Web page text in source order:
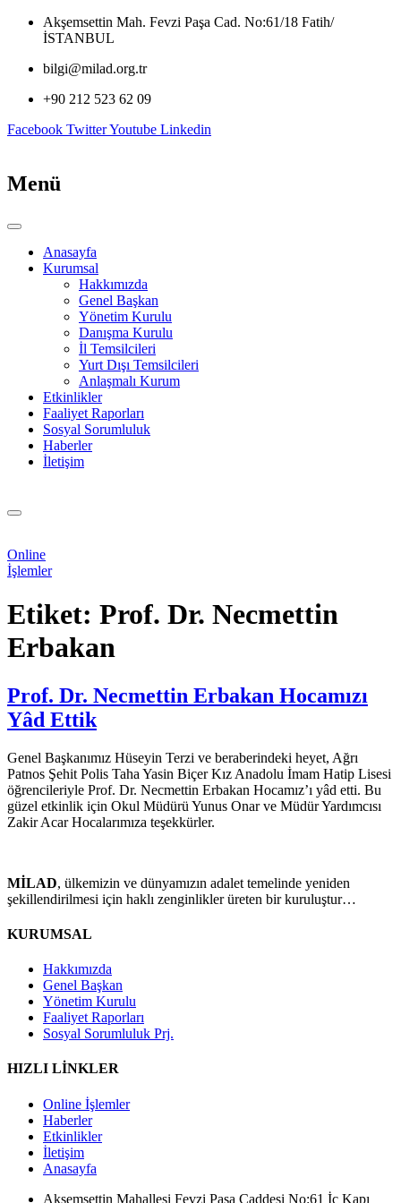
İçeriğe Akşemsettin Mah. Fevzi Paşa Cad. No:61/18 Fatih/
İSTANBUL
bilgi@milad.org.tr
+90 212 523 62 09
Facebook TwitterYoutube Linkedin
Menü
Anasayfa
Kurumsal
Hakkımızda
Genel Başkan
Yönetim Kurulu
Danışma Kurulu
İl Temsilcileri
Yurt Dışı Temsilcileri
Anlaşmalı Kurum
Etkinlikler
Faaliyet Raporları
Sosyal Sorumluluk
Haberler
İletişim
Online
İşlemler
Etiket: Prof. Dr. Necmettin
Erbakan
Prof. Dr. Necmettin Erbakan Hocamızı
Yâd Ettik
Genel Başkanımız Hüseyin Terzi ve beraberindeki heyet, Ağrı
Patnos Şehit Polis Taha Yasin Biçer Kız Anadolu İmam Hatip Lisesi
öğrencileriyle Prof. Dr. Necmettin Erbakan Hocamız’ı yâd etti. Bu
güzel etkinlik için Okul Müdürü Yunus Onar ve Müdür Yardımcısı
Zakir Acar Hocalarımıza teşekkürler.
MİLAD, ülkemizin ve dünyamızın adalet temelinde yeniden
şekillendirilmesi için haklı zenginlikler üreten bir kuruluştur…
KURUMSAL
Hakkımızda
Genel Başkan
Yönetim Kurulu
Faaliyet Raporları
Sosyal Sorumluluk Prj.
HIZLI LİNKLER
Online İşlemler
Haberler
Etkinlikler
İletişim
Anasayfa
Akşemsettin Mahallesi Fevzi Paşa Caddesi No:61 İç Kapı